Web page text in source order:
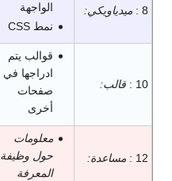
8 : ميدياويكي:
الواجهة
نمط CSS
10 : قالب:
قوالب يتم
ادراجها في
صفحات
أخرى
12 : مساعدة:
معلومات
حول وظيفة
المعرفة